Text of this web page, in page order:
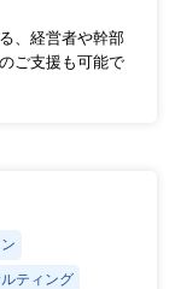
、経営者や幹部
ご支援も可能で
ティング